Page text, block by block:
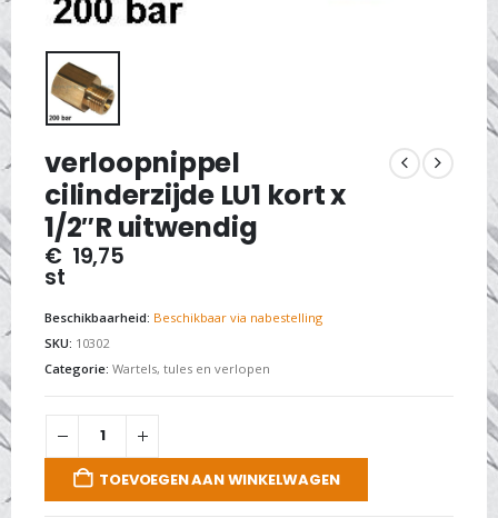
verloopnippel
cilinderzijde LU1 kort x
1/2″R uitwendig
€ 19,75
st
Beschikbaarheid: Beschikbaar via nabestelling
SKU: 10302
Categorie: Wartels, tules en verlopen
TOEVOEGEN AAN WINKELWAGEN